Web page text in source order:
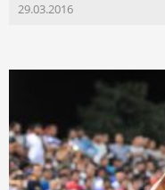
29.03.2016